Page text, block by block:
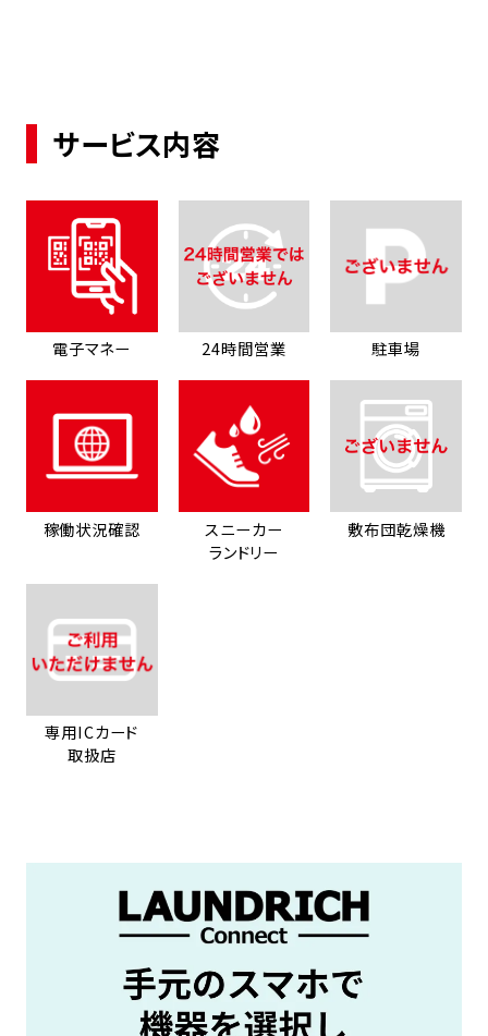
サービス内容
電子マネー 24時間営業 駐車場
稼働状況確認
スニーカー
ランドリー
敷布団乾燥機
専用ICカード
取扱店